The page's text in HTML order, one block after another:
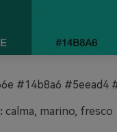
#14b8a6 #5eead4
calma, marino, fresco